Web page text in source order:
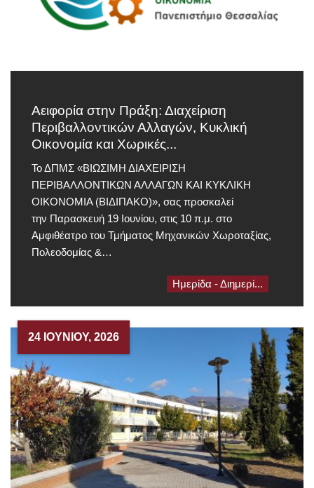
Αειφορία στην Πράξη: Διαχείριση
Περιβαλλοντικών Αλλαγών, Κυκλική
Οικονομία και Χωρικές...
Το ΔΠΜΣ «ΒΙΩΣΙΜΗ ΔΙΑΧΕΙΡΙΣΗ
ΠΕΡΙΒΑΛΛΟΝΤΙΚΩΝ ΑΛΛΑΓΩΝ ΚΑΙ ΚΥΚΛΙΚΗ
ΟΙΚΟΝΟΜΙΑ (ΒΙΔΙΠΑΚΟ)», σας προσκαλεί
την Παρασκευή 19 Ιουνίου, στις 10 π.μ. στο
Αμφιθέατρο του Τμήματος Μηχανικών Χωροταξίας,
Πολεοδομίας &…
Ημερίδα - Διημερί...
24 ΙΟΥΝΊΟΥ, 2026